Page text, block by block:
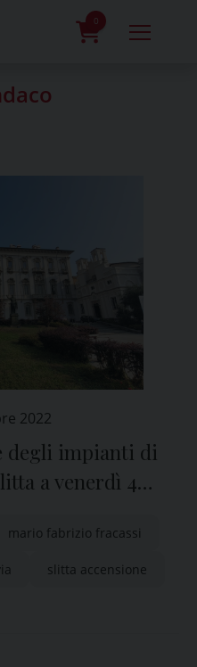
0
2022
degli impianti di
a venerdì 4
mario fabrizio fracassi
slitta accensione